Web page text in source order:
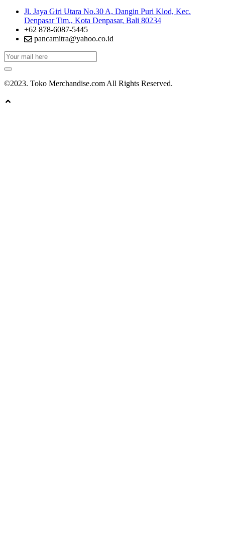
Jl. Jaya Giri Utara No.30 A, Dangin Puri Klod, Kec.
Denpasar Tim., Kota Denpasar, Bali 80234
+62 878-6087-5445
pancamitra@yahoo.co.id
©2023. Toko Merchandise.com All Rights Reserved.